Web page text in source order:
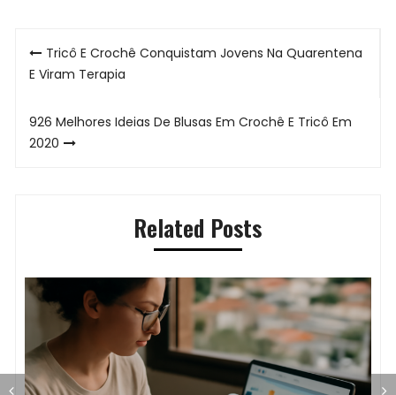
Navegação
de
Post
Tricô E Crochê Conquistam Jovens Na Quarentena
E Viram Terapia
926 Melhores Ideias De Blusas Em Crochê E Tricô Em
2020
Related Posts